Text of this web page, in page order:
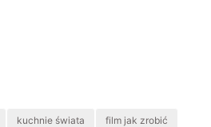
kuchnie świata film jak zrobić